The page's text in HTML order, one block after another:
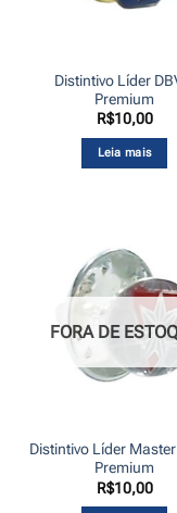
Distintivo Líder
Premium
R$10,00
Leia mais
FORA DE
Distintivo Líder
Premium
R$10,00